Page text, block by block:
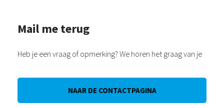
Mail me terug
Heb je een vraag of opmerking? We horen het graag van je
NAAR DE CONTACTPAGINA